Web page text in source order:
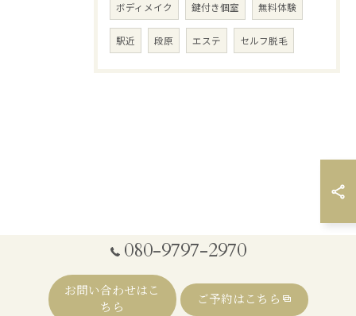
ボディメイク 鍵付き個室 無料体験
駅近 段原 エステ セルフ脱毛
080-9797-2970
お問い合わせはこ
ちら
ご予約はこちら